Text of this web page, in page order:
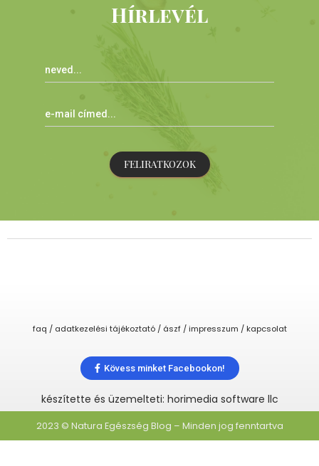
Hírlevél
FELIRATKOZOK
faq / adatkezelési tájékoztató / ászf / impresszum / kapcsolat
Kövess minket Facebookon!
készítette és üzemelteti: horimedia software llc
2023 © Natura Egészség Blog – Minden jog fenntartva